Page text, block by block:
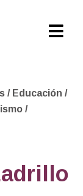
/ Educación /
/